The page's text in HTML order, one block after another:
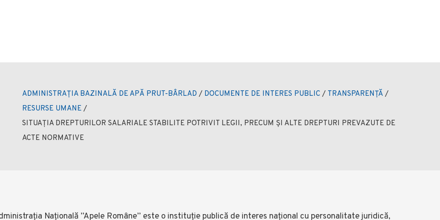
ADMINISTRAȚIA BAZINALĂ DE APĂ PRUT-BÂRLAD / DOCUMENTE DE INTERES PUBLIC / TRANSPARENȚĂ /
RESURSE UMANE /
SITUAȚIA DREPTURILOR SALARIALE STABILITE POTRIVIT LEGII, PRECUM ȘI ALTE DREPTURI PREVAZUTE DE
ACTE NORMATIVE
Națională ”Apele Române” este o instituție publică de interes național cu personalitate juridică,